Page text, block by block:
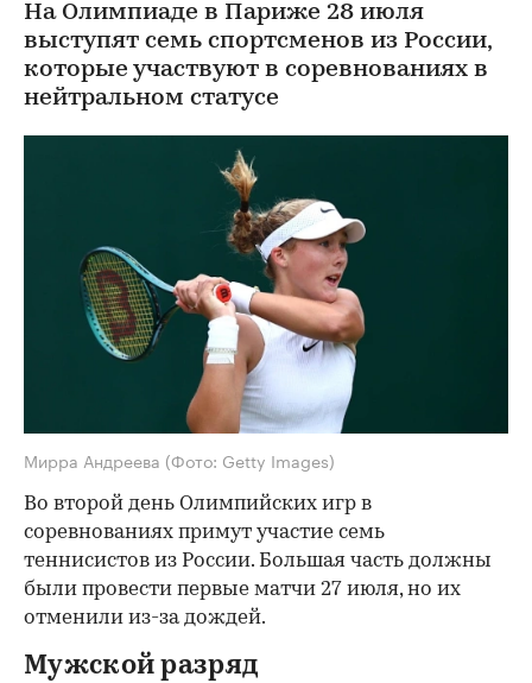
На Олимпиаде в Париже 28 июля
выступят семь спортсменов из России,
которые участвуют в соревнованиях в
нейтральном статусе
Мирра Андреева (Фото: Getty Images)
Во второй день Олимпийских игр в
соревнованиях примут участие семь
теннисистов из России. Большая часть должны
были провести первые матчи 27 июля, но их
отменили из-за дождей.
Мужской разряд